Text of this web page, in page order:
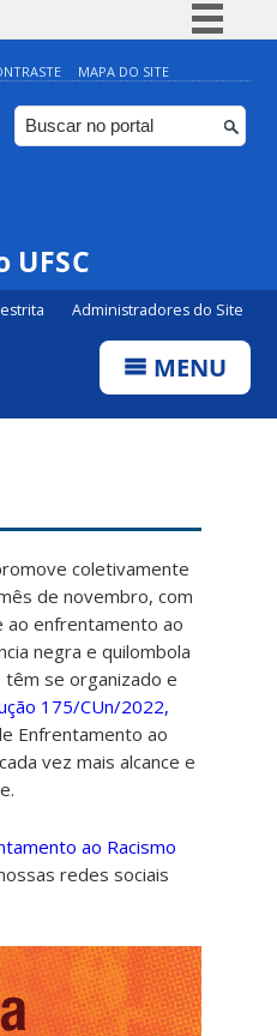
Simplifique!
Comunica BR
Participe
MAPA DO SITE
Administradores do Site
MENU
coletivamente
de novembro, com
ao enfrentamento ao
negra e quilombola
têm se organizado e
175/CUn/2022,
Enfrentamento ao
vez mais alcance e
ao Racismo
redes sociais